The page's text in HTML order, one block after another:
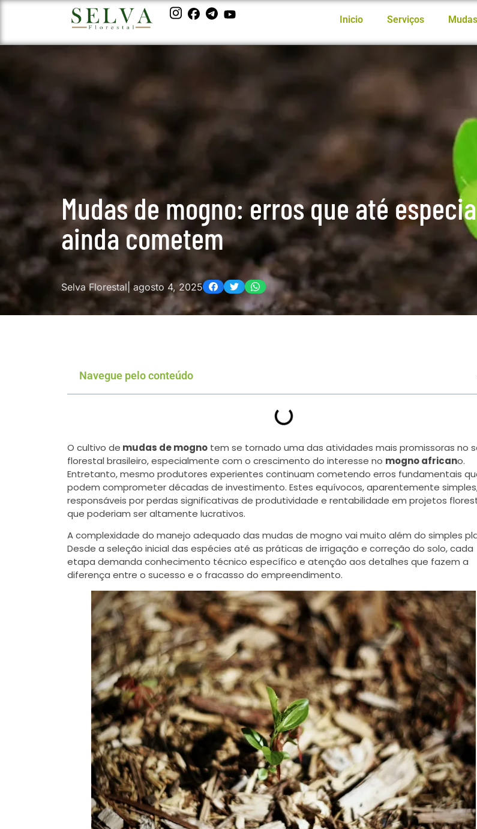
Inicio Serviços Mudas
Mudas de mogno: erros que até
ainda cometem
Selva Florestal agosto 4, 2025
Navegue pelo conteúdo
O cultivo de mudas de mogno tem se tornado uma das atividades mais promissoras no
florestal brasileiro, especialmente com o crescimento do interesse no mogno africano.
Entretanto, mesmo produtores experientes continuam cometendo erros fundamentais
podem comprometer décadas de investimento. Estes equívocos, aparentemente
responsáveis por perdas significativas de produtividade e rentabilidade em projetos
que poderiam ser altamente lucrativos.
A complexidade do manejo adequado das mudas de mogno vai muito além do simples
Desde a seleção inicial das espécies até as práticas de irrigação e correção do solo, cada
etapa demanda conhecimento técnico específico e atenção aos detalhes que fazem a
diferença entre o sucesso e o fracasso do empreendimento.